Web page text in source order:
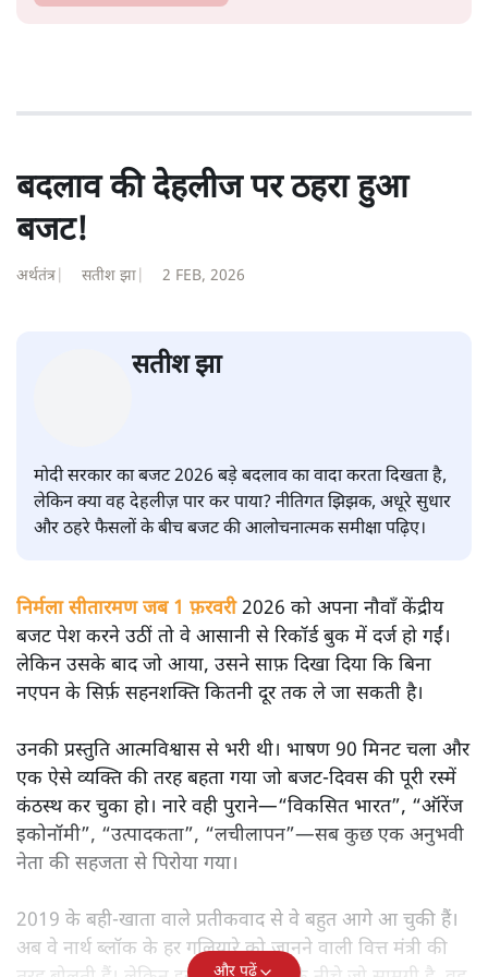
बदलाव की देहलीज पर ठहरा हुआ
बजट!
अर्थतंत्र सतीश झा 2 FEB, 2026
सतीश झा
मोदी सरकार का बजट 2026 बड़े बदलाव का वादा करता दिखता है,
और ठहरे फैसलों के बीच बजट की आलोचनात्मक समीक्षा पढ़िए।
बजट पेश करने उठीं तो वे आसानी से रिकॉर्ड बुक में दर्ज हो गईं।
लेकिन उसके बाद जो आया, उसने साफ़ दिखा दिया कि बिना
नएपन के सिर्फ़ सहनशक्ति कितनी दूर तक ले जा सकती है।